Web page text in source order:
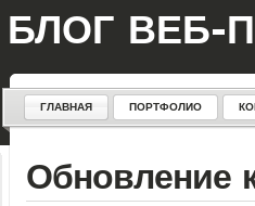
БЛОГ ВЕБ-
ГЛАВНАЯ ПОРТФОЛИО
Обновление